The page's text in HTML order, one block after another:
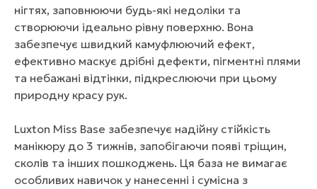
нігтях, заповнюючи будь-які недоліки та
створюючи ідеально рівну поверхню. Вона
забезпечує швидкий камуфлюючий ефект,
ефективно маскує дрібні дефекти, пігментні плями
та небажані відтінки, підкреслюючи при цьому
природну красу рук.
Luxton Miss Base забезпечує надійну стійкість
манікюру до 3 тижнів, запобігаючи появі тріщин,
сколів та інших пошкоджень. Ця база не вимагає
особливих навичок у нанесенні і сумісна з